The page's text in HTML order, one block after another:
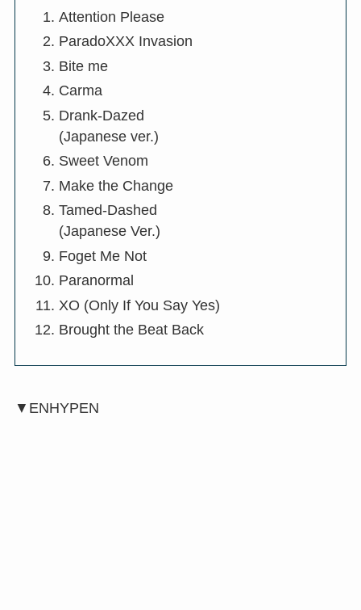
Attention Please
ParadoXXX Invasion
Bite me
Carma
Drank-Dazed
(Japanese ver.)
Sweet Venom
Make the Change
Tamed-Dashed
(Japanese Ver.)
Foget Me Not
Paranormal
XO (Only If You Say Yes)
Brought the Beat Back
▼ENHYPEN